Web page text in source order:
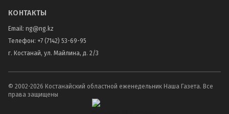
КОНТАКТЫ
Email: ng@ng.kz
Телефон: +7 (7142) 53-69-95
г. Костанай, ул. Майлина, д. 2/3
© 2002-2026 Костанайский областной еженедельник Наша Газета. Все
права защищены